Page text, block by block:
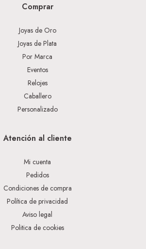
Comprar
Joyas de Oro
Joyas de Plata
Por Marca
Eventos
Relojes
Caballero
Personalizado
Atención al cliente
Mi cuenta
Pedidos
Condiciones de compra
Política de privacidad
Aviso legal
Politica de cookies